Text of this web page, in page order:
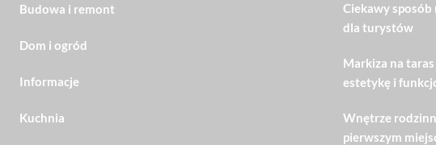
Budowa i remont
Dom i ogród
Informacje
Kuchnia
Ciekawy
dla turystów
Markiza na
estetykę i
Wnętrze
pierwszym